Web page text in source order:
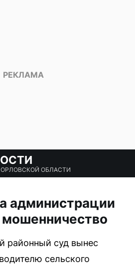
ОБЛАСТИ
администрации
районный суд вынес
сельского